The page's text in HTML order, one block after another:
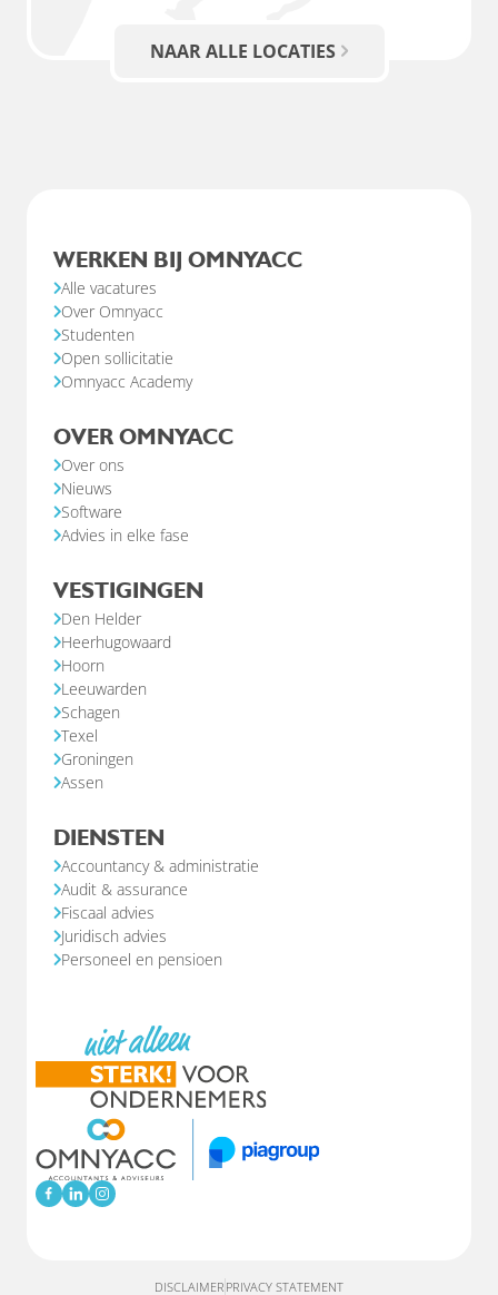
NAAR ALLE LOCATIES
WERKEN BIJ OMNYACC
Alle vacatures
Over Omnyacc
Studenten
Open sollicitatie
Omnyacc Academy
OVER OMNYACC
Over ons
Nieuws
Software
Advies in elke fase
VESTIGINGEN
Den Helder
Heerhugowaard
Hoorn
Leeuwarden
Schagen
Texel
Groningen
Assen
DIENSTEN
Accountancy & administratie
Audit & assurance
Fiscaal advies
Juridisch advies
Personeel en pensioen
DISCLAIMER PRIVACY STATEMENT